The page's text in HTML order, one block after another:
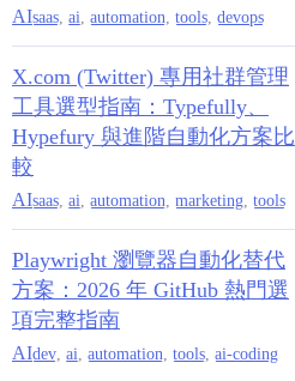
AIsaas ai automation tools devops
X.com (Twitter) 專用社群管理
工具選型指南：Typefully、
Hypefury 與進階自動化方案比
較
AIsaas ai automation marketing tools
Playwright 瀏覽器自動化替代
方案：2026 年 GitHub 熱門選
項完整指南
AIdev ai automation tools ai-coding